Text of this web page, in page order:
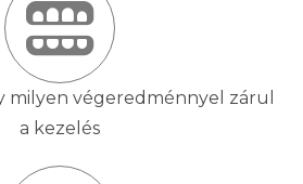
milyen végeredménnyel zárul
a kezelés